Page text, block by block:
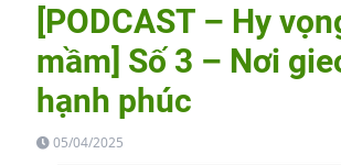
[PODCAST – Hy
mầm] Số 3 – Nơi
hạnh phúc
05/04/2025